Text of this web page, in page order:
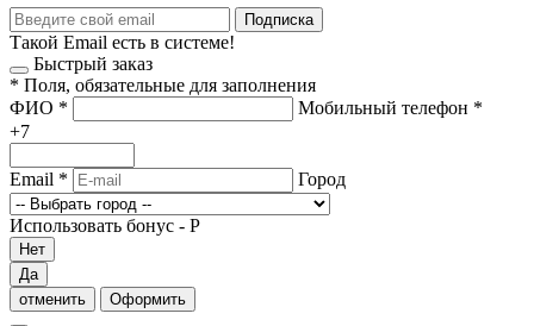
Подписка
Такой Email есть в системе!
Быстрый заказ
* Поля, обязательные для заполнения
ФИО * Мобильный телефон *
+7
Email * Город
Использовать бонус - Р
Нет
Да
отменить
Оформить